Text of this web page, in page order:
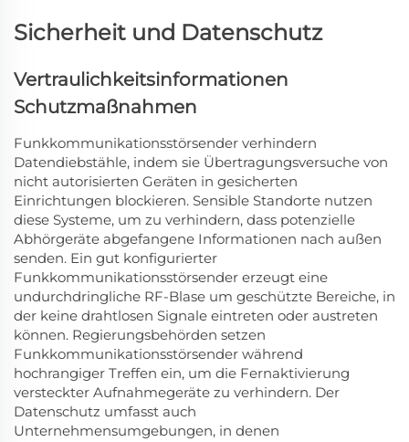
Sicherheit und Datenschutz
Vertraulichkeitsinformationen
Schutzmaßnahmen
Funkkommunikationsstörsender verhindern
Datendiebstähle, indem sie Übertragungsversuche von
nicht autorisierten Geräten in gesicherten
Einrichtungen blockieren. Sensible Standorte nutzen
diese Systeme, um zu verhindern, dass potenzielle
Abhörgeräte abgefangene Informationen nach außen
senden. Ein gut konfigurierter
Funkkommunikationsstörsender erzeugt eine
undurchdringliche RF-Blase um geschützte Bereiche, in
der keine drahtlosen Signale eintreten oder austreten
können. Regierungsbehörden setzen
Funkkommunikationsstörsender während
hochrangiger Treffen ein, um die Fernaktivierung
versteckter Aufnahmegeräte zu verhindern. Der
Datenschutz umfasst auch
Unternehmensumgebungen, in denen